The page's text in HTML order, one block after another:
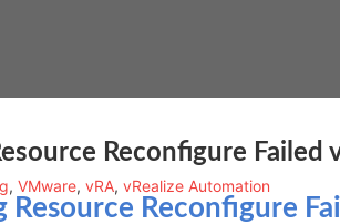
Reconfigure Failed
, VMware, vRA, vRealize Automation
Resource Reconfigure